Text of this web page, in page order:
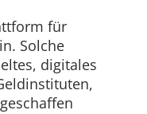
für
Solche
digitales